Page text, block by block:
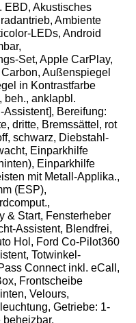
EBD, Akustisches
Ambiente
LEDs, Android
Set, Apple CarPlay,
Außenspiegel
in Kontrastfarbe
beh., anklapbl.
Bereifung:
dritte, Bremssättel, rot
schwarz, Diebstahl-
Einparkhilfe
Einparkhilfe
mit Metall-Applika.,
(ESP),
& Start, Fensterheber
Assistent, Blendfrei,
Hol, Ford Co-Pilot360
Totwinkel-
Connect inkl. eCall,
Frontscheibe
Velours,
Getriebe: 1-